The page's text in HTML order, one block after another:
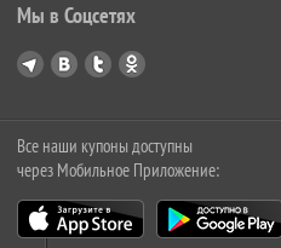
Мы в Соцсетях
Все наши купоны доступны
через Мобильное Приложение: